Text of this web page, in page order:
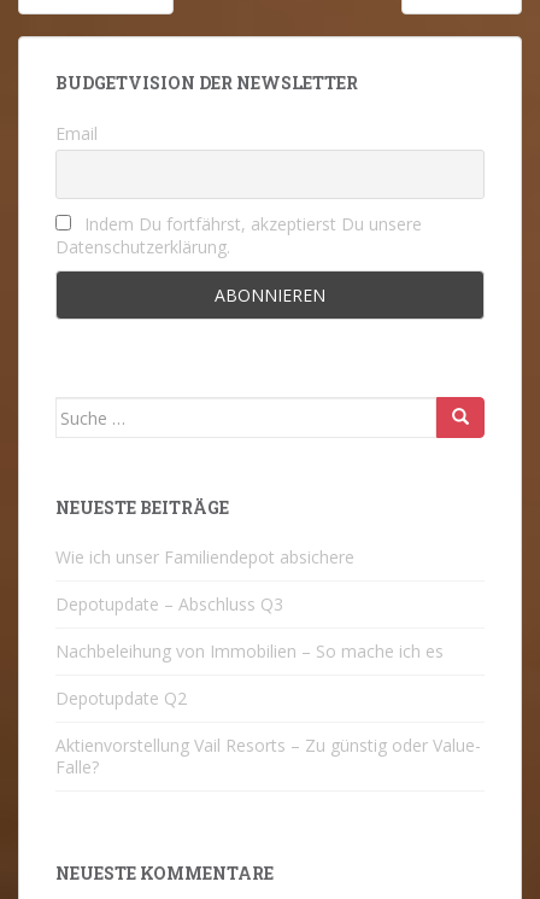
Navigation
BUDGETVISION DER NEWSLETTER
Email
Indem Du fortfährst, akzeptierst Du unsere
Datenschutzerklärung.
Suche
NEUESTE BEITRÄGE
Wie ich unser Familiendepot absichere
Depotupdate – Abschluss Q3
Nachbeleihung von Immobilien – So mache ich es
Depotupdate Q2
Aktienvorstellung Vail Resorts – Zu günstig oder Value-
Falle?
NEUESTE KOMMENTARE